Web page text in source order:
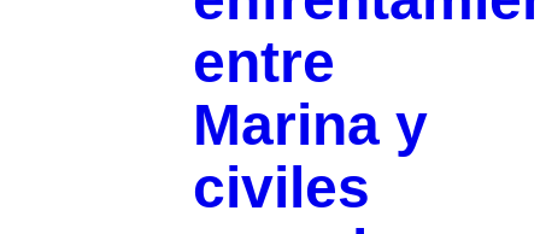
entre
Marina y
civiles